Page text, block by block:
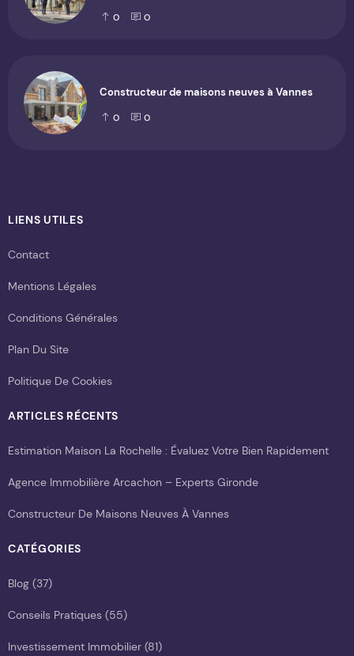
0 0
Constructeur de maisons neuves à Vannes
0 0
LIENS UTILES
Contact
Mentions Légales
Conditions Générales
Plan Du Site
Politique De Cookies
ARTICLES RÉCENTS
Estimation Maison La Rochelle : Évaluez Votre Bien Rapidement
Agence Immobilière Arcachon – Experts Gironde
Constructeur De Maisons Neuves À Vannes
CATÉGORIES
Blog (37)
Conseils Pratiques (55)
Investissement Immobilier (81)